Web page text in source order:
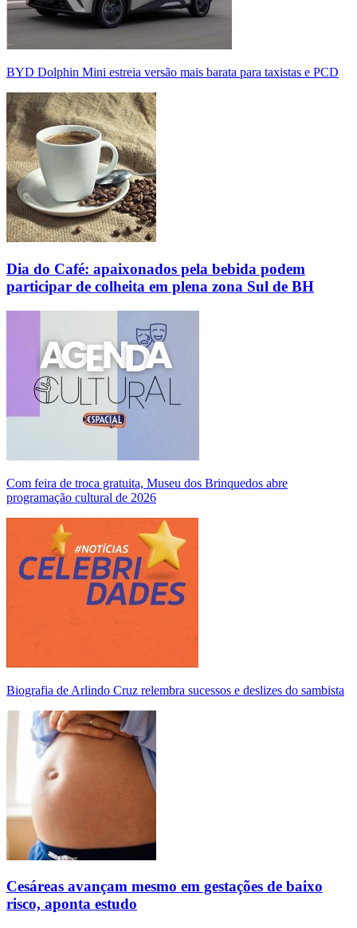
BYD Dolphin Mini estreia versão mais barata para taxistas e PCD
Dia do Café: apaixonados pela bebida podem
participar de colheita em plena zona Sul de BH
Com feira de troca gratuita, Museu dos Brinquedos abre
programação cultural de 2026
Biografia de Arlindo Cruz relembra sucessos e deslizes do sambista
Cesáreas avançam mesmo em gestações de baixo
risco, aponta estudo